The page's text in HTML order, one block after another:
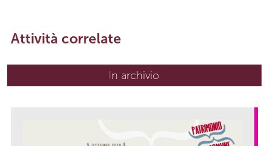
Attività correlate
In archivio